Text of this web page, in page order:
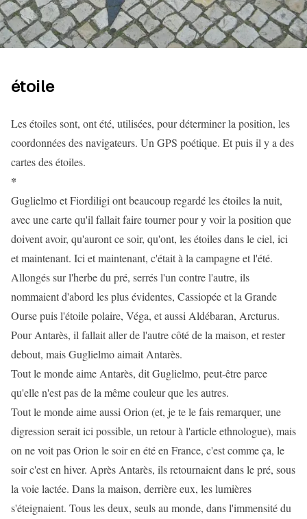
étoile
Les étoiles sont, ont été, utilisées, pour déterminer la position, les
coordonnées des navigateurs. Un GPS poétique. Et puis il y a des
cartes des étoiles.
*
Guglielmo et Fiordiligi ont beaucoup regardé les étoiles la nuit,
avec une carte qu'il fallait faire tourner pour y voir la position que
doivent avoir, qu'auront ce soir, qu'ont, les étoiles dans le ciel, ici
et maintenant. Ici et maintenant, c'était à la campagne et l'été.
Allongés sur l'herbe du pré, serrés l'un contre l'autre, ils
nommaient d'abord les plus évidentes, Cassiopée et la Grande
Ourse puis l'étoile polaire, Véga, et aussi Aldébaran, Arcturus.
Pour Antarès, il fallait aller de l'autre côté de la maison, et rester
debout, mais Guglielmo aimait Antarès.
Tout le monde aime Antarès, dit Guglielmo, peut-être parce
qu'elle n'est pas de la même couleur que les autres.
Tout le monde aime aussi Orion (et, je te le fais remarquer, une
digression serait ici possible, un retour à l'article ethnologue), mais
on ne voit pas Orion le soir en été en France, c'est comme ça, le
soir c'est en hiver. Après Antarès, ils retournaient dans le pré, sous
la voie lactée. Dans la maison, derrière eux, les lumières
s'éteignaient. Tous les deux, seuls au monde, dans l'immensité du